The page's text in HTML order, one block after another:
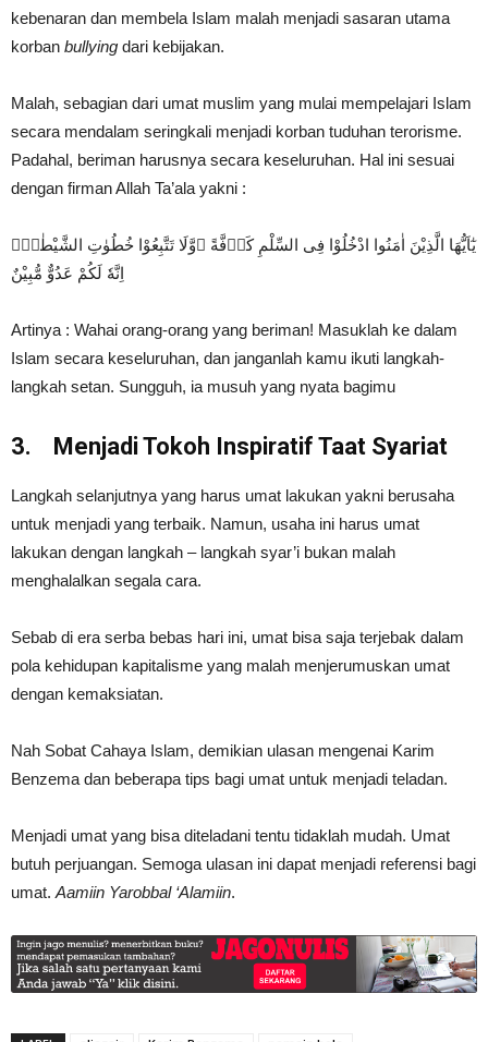
kebenaran dan membela Islam malah menjadi sasaran utama
korban bullying dari kebijakan.
Malah, sebagian dari umat muslim yang mulai mempelajari Islam
secara mendalam seringkali menjadi korban tuduhan terorisme.
Padahal, beriman harusnya secara keseluruhan. Hal ini sesuai
dengan firman Allah Ta’ala yakni :
يٰٓاَيُّهَا الَّذِيْنَ اٰمَنُوا ادْخُلُوْا فِى السِّلْمِ كَاۤفَّةً ۖوَّلَا تَتَّبِعُوْا خُطُوٰتِ الشَّيْطٰنِۗ
اِنَّهٗ لَكُمْ عَدُوٌّ مُّبِيْنٌ
Artinya : Wahai orang-orang yang beriman! Masuklah ke dalam
Islam secara keseluruhan, dan janganlah kamu ikuti langkah-
langkah setan. Sungguh, ia musuh yang nyata bagimu
3. Menjadi Tokoh Inspiratif Taat Syariat
Langkah selanjutnya yang harus umat lakukan yakni berusaha
untuk menjadi yang terbaik. Namun, usaha ini harus umat
lakukan dengan langkah – langkah syar’i bukan malah
menghalalkan segala cara.
Sebab di era serba bebas hari ini, umat bisa saja terjebak dalam
pola kehidupan kapitalisme yang malah menjerumuskan umat
dengan kemaksiatan.
Nah Sobat Cahaya Islam, demikian ulasan mengenai Karim
Benzema dan beberapa tips bagi umat untuk menjadi teladan.
Menjadi umat yang bisa diteladani tentu tidaklah mudah. Umat
butuh perjuangan. Semoga ulasan ini dapat menjadi referensi bagi
umat. Aamiin Yarobbal ‘Alamiin.